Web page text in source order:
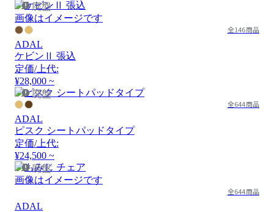
廃盤
画像はイメージです
全146商品
ADAL
ケビンⅡ 張込
定価/上代:
¥28,000 ~
廃盤
全644商品
ADAL
ピスク シートパッドタイプ
定価/上代:
¥24,500 ~
廃盤
画像はイメージです
全644商品
ADAL